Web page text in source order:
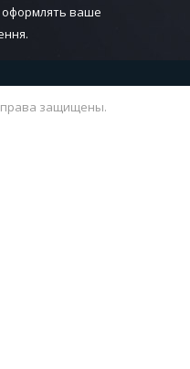
оформлять ваше
права защищены.